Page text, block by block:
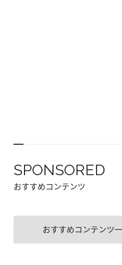
SPONSORED
おすすめコンテンツ
おすすめコンテンツ